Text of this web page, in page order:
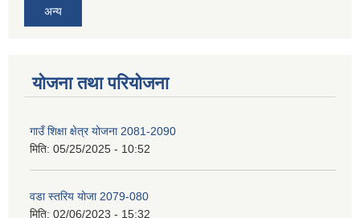
अन्य
योजना तथा परियोजना
गाउँ शिक्षा क्षेत्र योजना 2081-2090
मिति: 05/25/2025 - 10:52
वडा स्तरिय योजा 2079-080
मिति: 02/06/2023 - 15:32